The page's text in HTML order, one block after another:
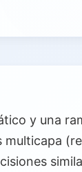
y una